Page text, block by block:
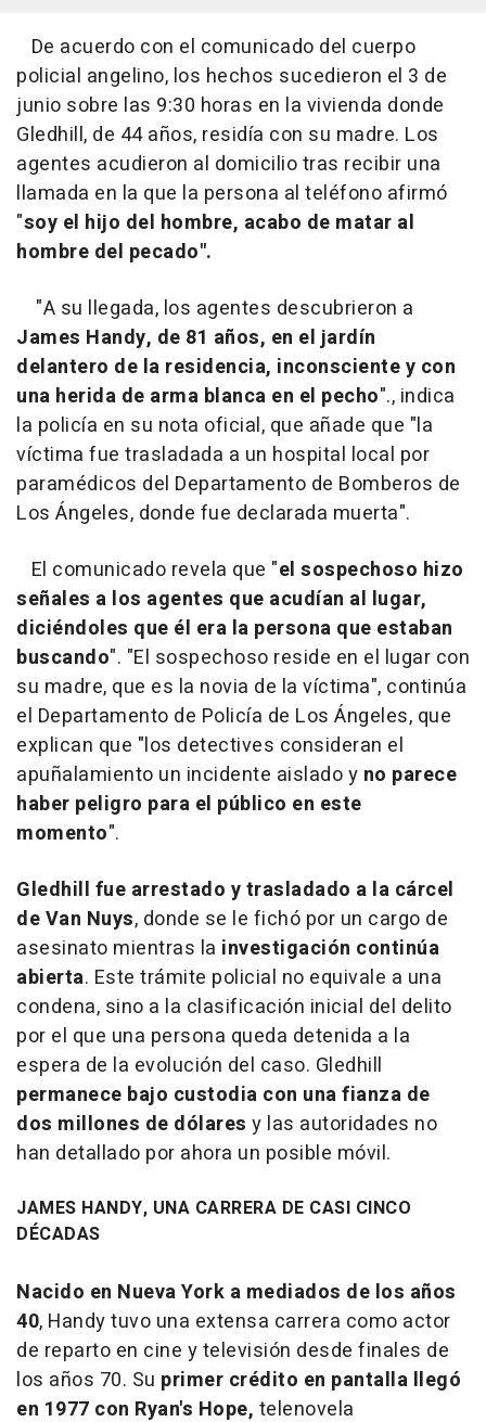
De acuerdo con el comunicado del cuerpo
policial angelino, los hechos sucedieron el 3 de
junio sobre las 9:30 horas en la vivienda donde
Gledhill, de 44 años, residía con su madre. Los
agentes acudieron al domicilio tras recibir una
llamada en la que la persona al teléfono afirmó
"soy el hijo del hombre, acabo de matar al
hombre del pecado".
"A su llegada, los agentes descubrieron a
James Handy, de 81 años, en el jardín
delantero de la residencia, inconsciente y con
una herida de arma blanca en el pecho"., indica
la policía en su nota oficial, que añade que "la
víctima fue trasladada a un hospital local por
paramédicos del Departamento de Bomberos de
Los Ángeles, donde fue declarada muerta".
El comunicado revela que "el sospechoso hizo
señales a los agentes que acudían al lugar,
diciéndoles que él era la persona que estaban
buscando". "El sospechoso reside en el lugar con
su madre, que es la novia de la víctima", continúa
el Departamento de Policía de Los Ángeles, que
explican que "los detectives consideran el
apuñalamiento un incidente aislado y no parece
haber peligro para el público en este
momento".
Gledhill fue arrestado y trasladado a la cárcel
de Van Nuys, donde se le fichó por un cargo de
asesinato mientras la investigación continúa
abierta. Este trámite policial no equivale a una
condena, sino a la clasificación inicial del delito
por el que una persona queda detenida a la
espera de la evolución del caso. Gledhill
permanece bajo custodia con una fianza de
dos millones de dólares y las autoridades no
han detallado por ahora un posible móvil.
JAMES HANDY, UNA CARRERA DE CASI CINCO
DÉCADAS
Nacido en Nueva York a mediados de los años
40, Handy tuvo una extensa carrera como actor
de reparto en cine y televisión desde finales de
los años 70. Su primer crédito en pantalla llegó
en 1977 con Ryan's Hope, telenovela